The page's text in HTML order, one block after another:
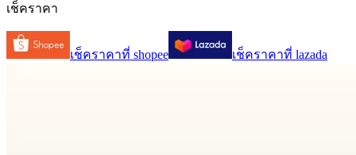
เช็คราคา
เช็คราคาที่ shopee เช็คราคาที่ lazada